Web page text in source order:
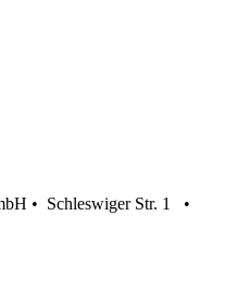
• Schleswiger Str. 1 •